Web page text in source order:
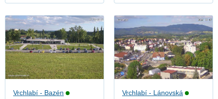
Vrchlabí - Bazén
Vrchlabí - Lánovská